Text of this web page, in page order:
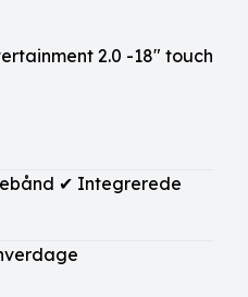
2.0 -18" touch
✔ Integrerede